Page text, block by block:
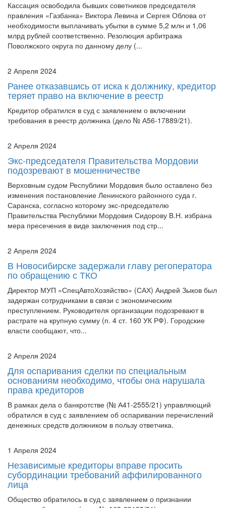
необходимости выплачивать убытки в сумме 5,2 млн и 1,06
млрд рублей соответственно. Резолюция арбитража
Поволжского округа по данному делу (...
2 Апреля 2024
теряет право на включение в реестр
Кредитор обратился в суд с заявлением о включении
требования в реестр должника (дело № А56-17889/21).
2 Апреля 2024
подозревают в мошенничестве
Верховным судом Республики Мордовия было оставлено без
изменения постановление Ленинского районного суда г.
Саранска, согласно которому экс-председателю
Правительства Республики Мордовия Сидорову В.Н. избрана
мера пресечения в виде заключения под стр...
2 Апреля 2024
по обращению с ТКО
Директор МУП «СпецАвтоХозяйство» (САХ) Андрей Зыков был
задержан сотрудниками в связи с экономическим
преступлением. Руководителя организации подозревают в
растрате на крупную сумму (п. 4 ст. 160 УК РФ). Городские
власти сообщают, что...
2 Апреля 2024
основаниям необходимо, чтобы она нарушала
права кредиторов
В рамках дела о банкротстве (№ А41-2555/21) управляющий
обратился в суд с заявлением об оспаривании перечислений
денежных средств должником в пользу ответчика.
1 Апреля 2024
субординации требований аффилированного
лица
Общество обратилось в суд с заявлением о признании
должника банкротом (дело № А65-29135/21).